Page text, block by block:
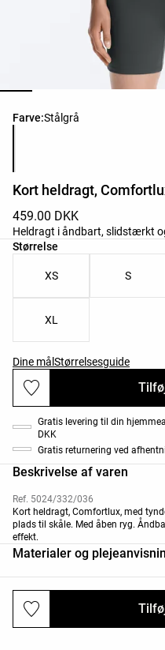
Farve:Stålgrå
Liste over produktfarver
Kort heldragt,
459.00 DKK
Heldragt i åndbart, slidstærkt
Størrelse
Liste over produktstørrelser
XS S
XL
Dine mål Størrelsesguide
Gratis levering til din
DKK
Gratis returnering ved
Beskrivelse af varen
Ref. 5024/332/036
Kort heldragt, Comfortlux, med
plads til skåle. Med åben ryg.
effekt.
Materialer og
Levering og returnering